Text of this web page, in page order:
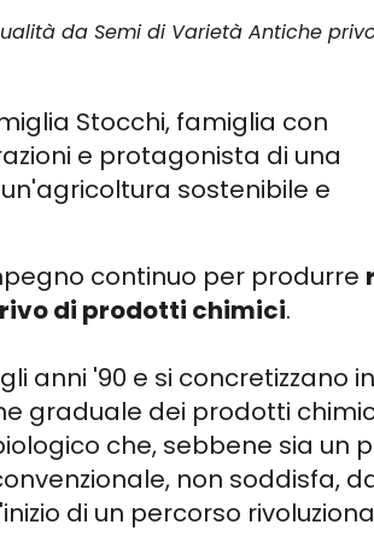
da Semi di Varietà Antiche
Stocchi, famiglia con
e protagonista di una
sostenibile e
continuo per produrre
di prodotti chimici.
anni '90 e si concretizzano in
graduale dei prodotti
che, sebbene sia un
non soddisfa,
di un percorso